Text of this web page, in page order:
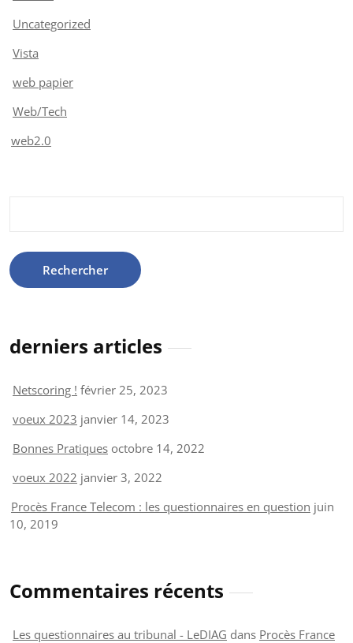
Uncategorized
Vista
web papier
Web/Tech
web2.0
derniers articles
Netscoring ! février 25, 2023
voeux 2023 janvier 14, 2023
Bonnes Pratiques octobre 14, 2022
voeux 2022 janvier 3, 2022
Procès France Telecom : les questionnaires en question juin
10, 2019
Commentaires récents
Les questionnaires au tribunal - LeDIAG dans Procès France